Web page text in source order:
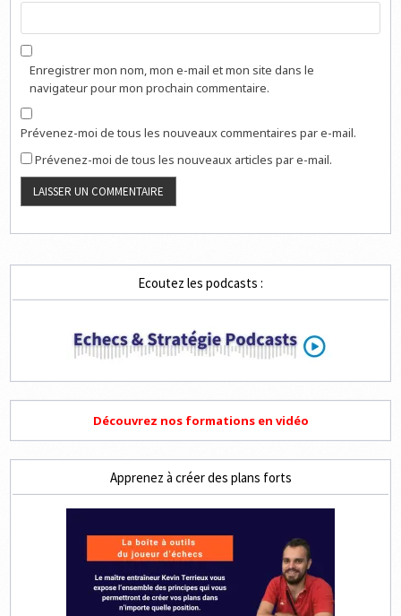
Enregistrer mon nom, mon e-mail et mon site dans le
navigateur pour mon prochain commentaire.
Prévenez-moi de tous les nouveaux commentaires par e-mail.
Prévenez-moi de tous les nouveaux articles par e-mail.
Ecoutez les podcasts :
Découvrez nos formations en vidéo
Apprenez à créer des plans forts